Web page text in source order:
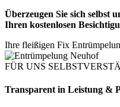
Überzeugen Sie sich selbst
Ihren kostenlosen
Ihre fleißigen Fix
FÜR UNS
Transparent in Leistung &